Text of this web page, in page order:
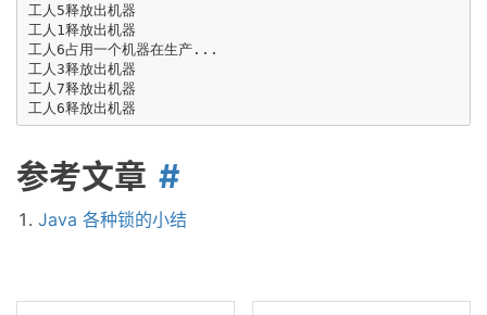
工人5释放出机器
工人1释放出机器
工人6占用一个机器在生产...
工人3释放出机器
工人7释放出机器
参考文章
Java 各种锁的小结